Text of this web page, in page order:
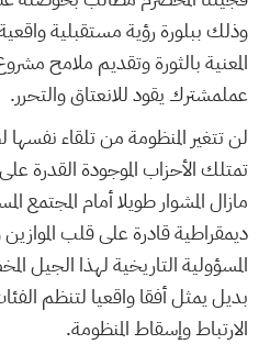
وذلك ببلورة رؤية مستقبلية
المعنية بالثورة وتقديم ملامح
عملمشترك يقود للانعتاق والتحرر.
لن تتغير المنظومة من تلقاء
تمتلك الأحزاب الموجودة القدرة على
مازال المشوار طويلا أمام المجتمع
ديمقراطية قادرة على قلب
المسؤولية التاريخية لهذا الجيل
بديل يمثل أفقا واقعيا لتنظم
الارتباط وإسقاط المنظومة.